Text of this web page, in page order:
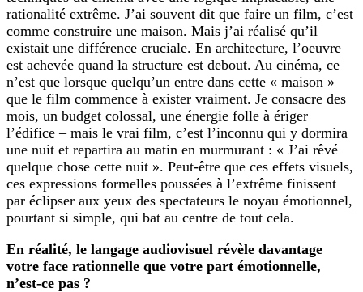
rationalité extrême. J’ai souvent dit que faire un film, c’est
comme construire une maison. Mais j’ai réalisé qu’il
existait une différence cruciale. En architecture, l’oeuvre
est achevée quand la structure est debout. Au cinéma, ce
n’est que lorsque quelqu’un entre dans cette « maison »
que le film commence à exister vraiment. Je consacre des
mois, un budget colossal, une énergie folle à ériger
l’édifice – mais le vrai film, c’est l’inconnu qui y dormira
une nuit et repartira au matin en murmurant : « J’ai rêvé
quelque chose cette nuit ». Peut-être que ces effets visuels,
ces expressions formelles poussées à l’extrême finissent
par éclipser aux yeux des spectateurs le noyau émotionnel,
pourtant si simple, qui bat au centre de tout cela.
En réalité, le langage audiovisuel révèle davantage
votre face rationnelle que votre part émotionnelle,
n’est-ce pas ?